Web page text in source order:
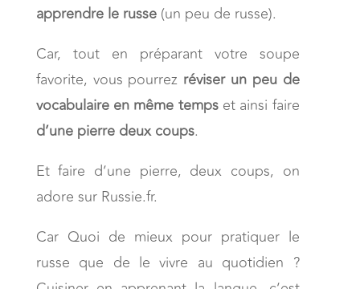
apprendre le russe(un peu de russe).
Car, tout en préparant votre soupe
favorite, vous pourrez réviser un peu de
vocabulaire en même tempset ainsi faire
d’une pierre deux coups.
Et faire d’une pierre, deux coups, on
adore sur Russie.fr.
Car Quoi de mieux pour pratiquer le
russe que de le vivre au quotidien ?